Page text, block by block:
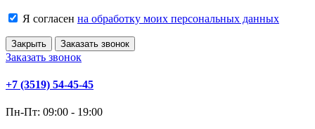
Я согласен на обработку моих персональных данных
Закрыть Заказать звонок
Заказать звонок
+7 (3519) 54-45-45
Пн-Пт: 09:00 - 19:00